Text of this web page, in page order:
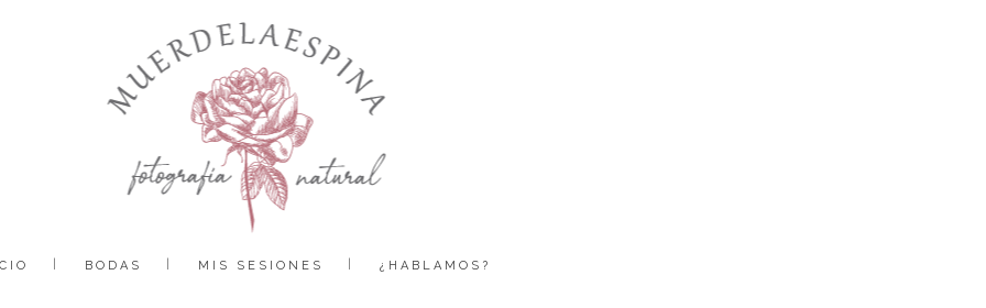
BODAS MIS SESIONES ¿HABLAMOS?